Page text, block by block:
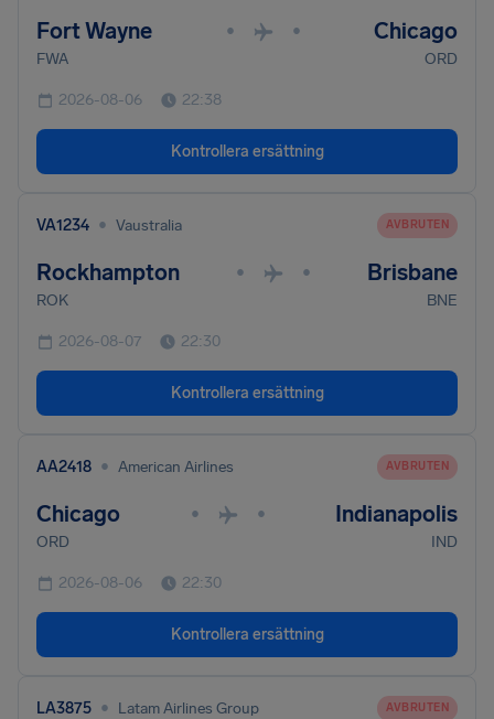
Fort Wayne • • Chicago
FWA ORD
2026-08-06 22:38
Kontrollera ersättning
VA1234 • Vaustralia AVBRUTEN
Rockhampton • • Brisbane
ROK BNE
2026-08-07 22:30
Kontrollera ersättning
AA2418 • American Airlines AVBRUTEN
Chicago • • Indianapolis
ORD IND
2026-08-06 22:30
Kontrollera ersättning
LA3875 • Latam Airlines Group AVBRUTEN